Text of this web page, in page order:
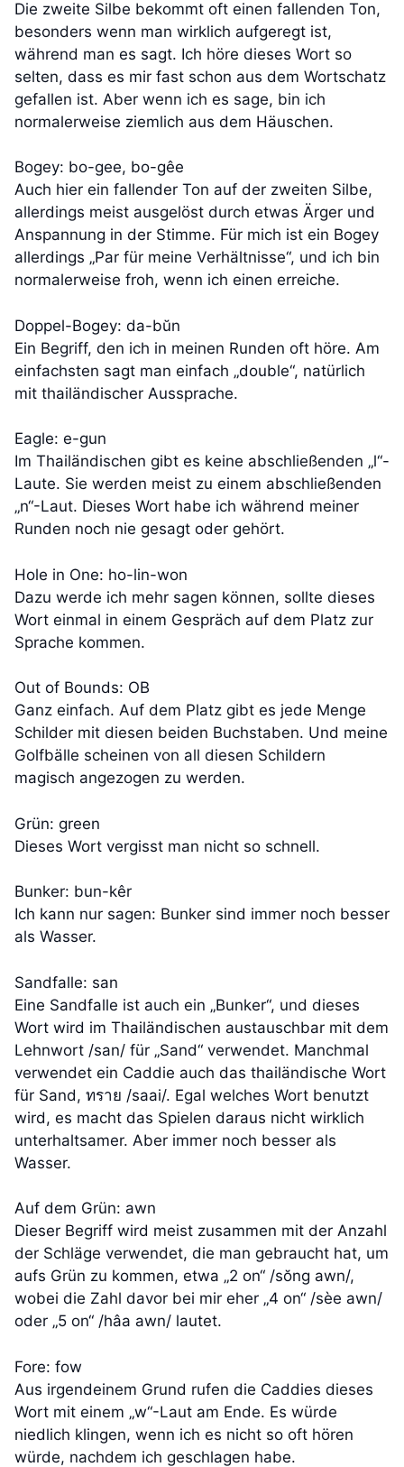
Die zweite Silbe bekommt oft einen fallenden Ton,
besonders wenn man wirklich aufgeregt ist,
während man es sagt. Ich höre dieses Wort so
selten, dass es mir fast schon aus dem Wortschatz
gefallen ist. Aber wenn ich es sage, bin ich
normalerweise ziemlich aus dem Häuschen.
Bogey: bo-gee, bo-gêe
Auch hier ein fallender Ton auf der zweiten Silbe,
allerdings meist ausgelöst durch etwas Ärger und
Anspannung in der Stimme. Für mich ist ein Bogey
allerdings „Par für meine Verhältnisse“, und ich bin
normalerweise froh, wenn ich einen erreiche.
Doppel-Bogey: da-bŭn
Ein Begriff, den ich in meinen Runden oft höre. Am
einfachsten sagt man einfach „double“, natürlich
mit thailändischer Aussprache.
Eagle: e-gun
Im Thailändischen gibt es keine abschließenden „l“-
Laute. Sie werden meist zu einem abschließenden
„n“-Laut. Dieses Wort habe ich während meiner
Runden noch nie gesagt oder gehört.
Hole in One: ho-lin-won
Dazu werde ich mehr sagen können, sollte dieses
Wort einmal in einem Gespräch auf dem Platz zur
Sprache kommen.
Out of Bounds: OB
Ganz einfach. Auf dem Platz gibt es jede Menge
Schilder mit diesen beiden Buchstaben. Und meine
Golfbälle scheinen von all diesen Schildern
magisch angezogen zu werden.
Grün: green
Dieses Wort vergisst man nicht so schnell.
Bunker: bun-kêr
Ich kann nur sagen: Bunker sind immer noch besser
als Wasser.
Sandfalle: san
Eine Sandfalle ist auch ein „Bunker“, und dieses
Wort wird im Thailändischen austauschbar mit dem
Lehnwort /san/ für „Sand“ verwendet. Manchmal
verwendet ein Caddie auch das thailändische Wort
für Sand, ทราย /saai/. Egal welches Wort benutzt
wird, es macht das Spielen daraus nicht wirklich
unterhaltsamer. Aber immer noch besser als
Wasser.
Auf dem Grün: awn
Dieser Begriff wird meist zusammen mit der Anzahl
der Schläge verwendet, die man gebraucht hat, um
aufs Grün zu kommen, etwa „2 on“ /sŏng awn/,
wobei die Zahl davor bei mir eher „4 on“ /sèe awn/
oder „5 on“ /hâa awn/ lautet.
Fore: fow
Aus irgendeinem Grund rufen die Caddies dieses
Wort mit einem „w“-Laut am Ende. Es würde
niedlich klingen, wenn ich es nicht so oft hören
würde, nachdem ich geschlagen habe.